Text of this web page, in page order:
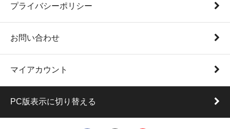
プライバシーポリシー
お問い合わせ
マイアカウント
PC版表示に切り替える